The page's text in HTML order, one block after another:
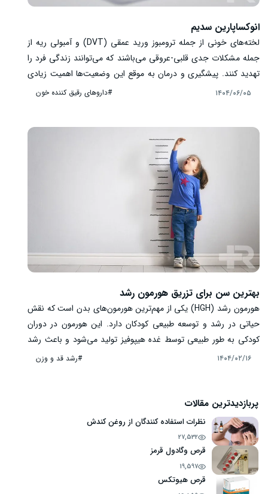
انوکساپارین سدیم
لخته‌های خونی از جمله ترومبوز ورید عمقی (DVT) و آمبولی ریه از
جمله مشکلات جدی قلبی-عروقی می‌باشند که می‌توانند زندگی فرد را
تهدید کنند. پیشگیری و درمان به موقع این وضعیت‌ها اهمیت زیادی
دارد. لخته‌ها می‌توانند جریان خون را مسدود کرده و به اندام‌ها یا
شدن خون را به طرز چشمگیری کاهش می‌دهد. این دارو به ویژه در
بیماران بستری، پس از جراحی یا در افرادی با ریسک بالای ترومبوز
۱۴۰۴/۰۶/۰۵ #داروهای رقیق کننده خون
بهترین سن برای تزریق هورمون رشد
هورمون رشد (HGH) یکی از مهم‌ترین هورمون‌های بدن است که نقش
حیاتی در رشد و توسعه طبیعی کودکان دارد. این هورمون در دوران
کودکی به طور طبیعی توسط غده هیپوفیز تولید می‌شود و باعث رشد
استخوان‌ها، عضلات و بافت‌های مختلف بدن می‌شود. با این حال،
پرسش وجود دارد بهترین سن برای تزریق هورمون رشد چه زمانی
است؟ آیا این درمان باید در سنین ابتدایی آغاز شود یا سنین خاصی
برای تزریق هورمون رشد مناسب‌تر است؟
۱۴۰۴/۰۲/۱۶ #رشد قد و وزن
پربازدیدترین مقالات
نظرات استفاده کنندگان از روغن کندش
27,532
قرص وگادول قرمز
19,597
قرص هیوتکس